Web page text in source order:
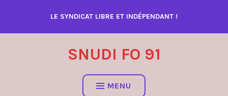
contenu
LE SYNDICAT LIBRE ET INDÉPENDANT !
SNUDI FO 91
MENU